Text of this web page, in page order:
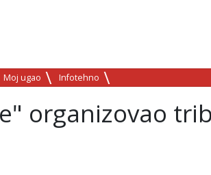
Moj ugao Infotehno
organizovao